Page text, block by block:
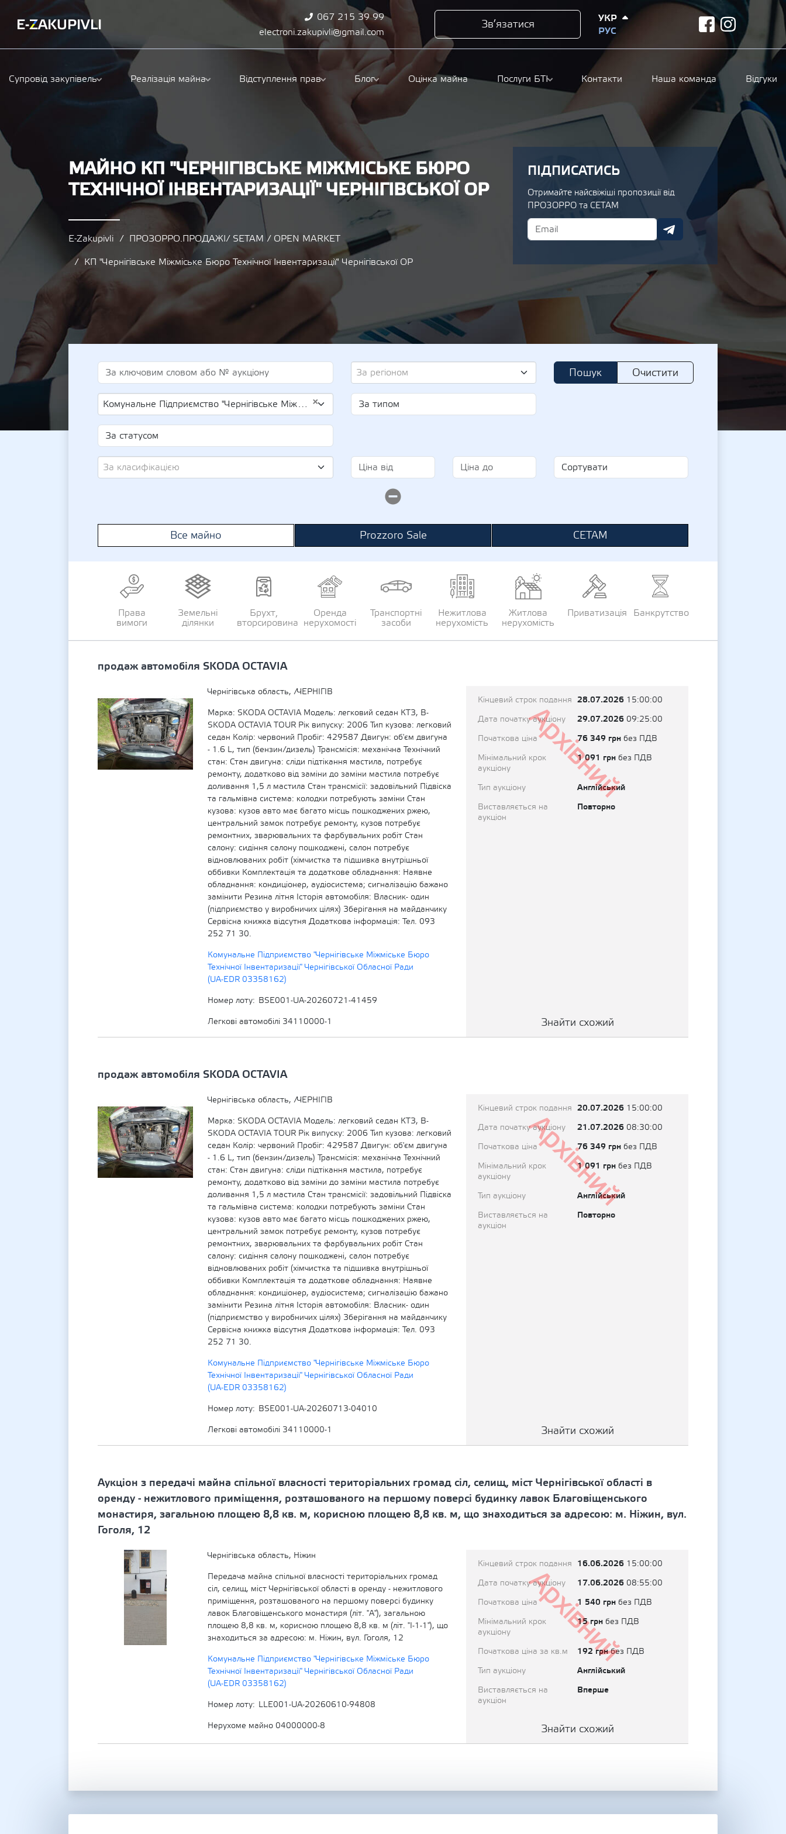
067 215 39 99
electroni.zakupivli@gmail.com
Зв’язатися
УКР
РУС
facebookinstagram
Супровід закупівель Реалізація майна Відступлення прав Блог Оцінка майна Послуги БТІ Контакти Наша команда Відгуки
МАЙНО КП "ЧЕРНІГІВСЬКЕ МІЖМІСЬКЕ БЮРО
ТЕХНІЧНОЇ ІНВЕНТАРИЗАЦІЇ" ЧЕРНІГІВСЬКОЇ ОР
E-Zakupivli
ПРОЗОРРО.ПРОДАЖІ/ SETAM / OPEN MARKET
КП "Чернігівське Міжміське Бюро Технічної Інвентаризації" Чернігівської ОР
ПІДПИСАТИСЬ
Отримайте найсвіжіші пропозиції від
ПРОЗОРРО та СЕТАМ
За регіоном Пошук Очистити
×
Комунальне Підприємство "Чернігівське Міжміське Бюро Технічної Інвентаризації" Чернігівської Обласної Ради (UA-EDR 03358162)
За класифікацією
Все майно Prozzoro Sale СЕТАМ
Права
вимоги
Земельні
ділянки
Брухт,
вторсировина
Оренда
нерухомості
Транспортні
засоби
Нежитлова
нерухомість
Житлова
нерухомість
Приватизація Банкрутство
продаж автомобіля SKODA OCTAVIA
Чернігівська область, /ЧЕРНІГІВ
Марка: SKODA OCTAVIA Модель: легковий седан КТЗ, В-
SKODA OCTAVIA TOUR Рік випуску: 2006 Тип кузова: легковий
седан Колір: червоний Пробіг: 429587 Двигун: об'єм двигуна
- 1.6 L, тип (бензин/дизель) Трансмісія: механічна Технічний
стан: Стан двигуна: сліди підтікання мастила, потребує
ремонту, додатково від заміни до заміни мастила потребує
доливання 1,5 л мастила Стан трансмісії: задовільний Підвіска
та гальмівна система: колодки потребують заміни Стан
кузова: кузов авто має багато місць пошкоджених ржею,
центральний замок потребує ремонту, кузов потребує
ремонтних, зварювальних та фарбувальних робіт Стан
салону: сидіння салону пошкоджені, салон потребує
відновлюваних робіт (хімчистка та підшивка внутрішньої
оббивки Комплектація та додаткове обладнання: Наявне
обладнання: кондиціонер, аудіосистема; сигналізацію бажано
замінити Резина літня Історія автомобіля: Власник- один
(підприємство у виробничих цілях) Зберігання на майданчику
Сервісна книжка відсутня Додаткова інформація: Тел. 093
252 71 30.
Комунальне Підприємство "Чернігівське Міжміське Бюро
Технічної Інвентаризації" Чернігівської Обласної Ради
(UA-EDR 03358162)
Номер лоту
BSE001-UA-20260721-41459
Легкові автомобілі 34110000-1
Архівний
Кінцевий строк подання 28.07.2026 15:00:00
Дата початку аукціону
29.07.2026 09:25:00
Початкова ціна
76 349 грн без ПДВ
Мінімальний крок
аукціону
1 091 грн без ПДВ
Тип аукціону Англійський
Виставляється на
аукціон
Повторно
Знайти схожий
продаж автомобіля SKODA OCTAVIA
Чернігівська область, /ЧЕРНІГІВ
Марка: SKODA OCTAVIA Модель: легковий седан КТЗ, В-
SKODA OCTAVIA TOUR Рік випуску: 2006 Тип кузова: легковий
седан Колір: червоний Пробіг: 429587 Двигун: об'єм двигуна
- 1.6 L, тип (бензин/дизель) Трансмісія: механічна Технічний
стан: Стан двигуна: сліди підтікання мастила, потребує
ремонту, додатково від заміни до заміни мастила потребує
доливання 1,5 л мастила Стан трансмісії: задовільний Підвіска
та гальмівна система: колодки потребують заміни Стан
кузова: кузов авто має багато місць пошкоджених ржею,
центральний замок потребує ремонту, кузов потребує
ремонтних, зварювальних та фарбувальних робіт Стан
салону: сидіння салону пошкоджені, салон потребує
відновлюваних робіт (хімчистка та підшивка внутрішньої
оббивки Комплектація та додаткове обладнання: Наявне
обладнання: кондиціонер, аудіосистема; сигналізацію бажано
замінити Резина літня Історія автомобіля: Власник- один
(підприємство у виробничих цілях) Зберігання на майданчику
Сервісна книжка відсутня Додаткова інформація: Тел. 093
252 71 30.
Комунальне Підприємство "Чернігівське Міжміське Бюро
Технічної Інвентаризації" Чернігівської Обласної Ради
(UA-EDR 03358162)
Номер лоту
BSE001-UA-20260713-04010
Легкові автомобілі 34110000-1
Архівний
Кінцевий строк подання 20.07.2026 15:00:00
Дата початку аукціону
21.07.2026 08:30:00
Початкова ціна
76 349 грн без ПДВ
Мінімальний крок
аукціону
1 091 грн без ПДВ
Тип аукціону Англійський
Виставляється на
аукціон
Повторно
Знайти схожий
Аукціон з передачі майна спільної власності територіальних громад сіл, селищ, міст Чернігівської області в
оренду - нежитлового приміщення, розташованого на першому поверсі будинку лавок Благовіщенського
монастиря, загальною площею 8,8 кв. м, корисною площею 8,8 кв. м, що знаходиться за адресою: м. Ніжин, вул.
Гоголя, 12
Чернігівська область, Ніжин
Передача майна спільної власності територіальних громад
сіл, селищ, міст Чернігівської області в оренду - нежитлового
приміщення, розташованого на першому поверсі будинку
лавок Благовіщенського монастиря (літ. "А"), загальною
площею 8,8 кв. м, корисною площею 8,8 кв. м (літ. "І-1-1"), що
знаходиться за адресою: м. Ніжин, вул. Гоголя, 12
Комунальне Підприємство "Чернігівське Міжміське Бюро
Технічної Інвентаризації" Чернігівської Обласної Ради
(UA-EDR 03358162)
Номер лоту
LLE001-UA-20260610-94808
Нерухоме майно 04000000-8
Архівний
Кінцевий строк подання 16.06.2026 15:00:00
Дата початку аукціону
17.06.2026 08:55:00
Початкова ціна
1 540 грн без ПДВ
Мінімальний крок
аукціону
15 грн без ПДВ
Початкова ціна за кв.м 192 грнбез ПДВ
Тип аукціону
Англійський
Виставляється на
аукціон
Вперше
Знайти схожий